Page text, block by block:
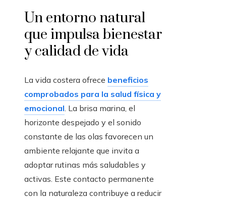
Un entorno natural
que impulsa bienestar
y calidad de vida
La vida costera ofrece beneficios
comprobados para la salud física y
emocional. La brisa marina, el
horizonte despejado y el sonido
constante de las olas favorecen un
ambiente relajante que invita a
adoptar rutinas más saludables y
activas. Este contacto permanente
con la naturaleza contribuye a reducir